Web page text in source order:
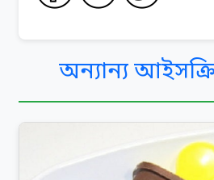
অন্যান্য